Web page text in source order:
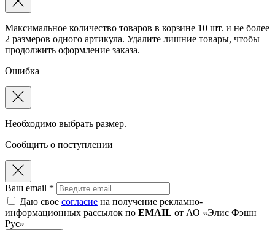
Максимальное количество товаров в корзине 10 шт. и не более
2 размеров одного артикула. Удалите лишние товары, чтобы
продолжить оформление заказа.
Ошибка
Необходимо выбрать размер.
Сообщить о поступлении
Ваш email *
Даю свое согласие на получение рекламно-
информационных рассылок по EMAIL от АО «Элис Фэшн
Рус»